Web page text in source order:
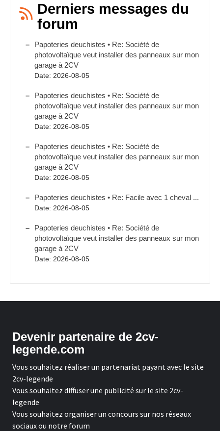
Derniers messages du
forum
Papoteries deuchistes • Re: Société de
photovoltaïque veut installer des panneaux sur mon
garage à 2CV
Date: 2026-08-05
Papoteries deuchistes • Re: Société de
photovoltaïque veut installer des panneaux sur mon
garage à 2CV
Date: 2026-08-05
Papoteries deuchistes • Re: Société de
photovoltaïque veut installer des panneaux sur mon
garage à 2CV
Date: 2026-08-05
Papoteries deuchistes • Re: Facile avec 1 cheval ...
Date: 2026-08-05
Papoteries deuchistes • Re: Société de
photovoltaïque veut installer des panneaux sur mon
garage à 2CV
Date: 2026-08-05
Devenir partenaire de 2cv-
legende.com
Vous souhaitez réaliser un partenariat payant avec le site
2cv-legende
Vous souhaitez diffuser une publicité sur le site 2cv-
legende
Vous souhaitez organiser un concours sur nos réseaux
sociaux ou notre forum